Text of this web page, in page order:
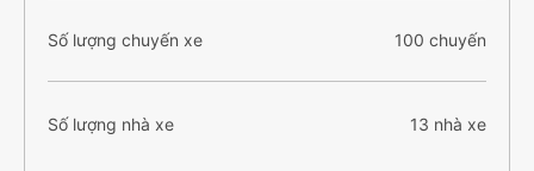
Số lượng chuyến xe 100 chuyến
Số lượng nhà xe 13 nhà xe